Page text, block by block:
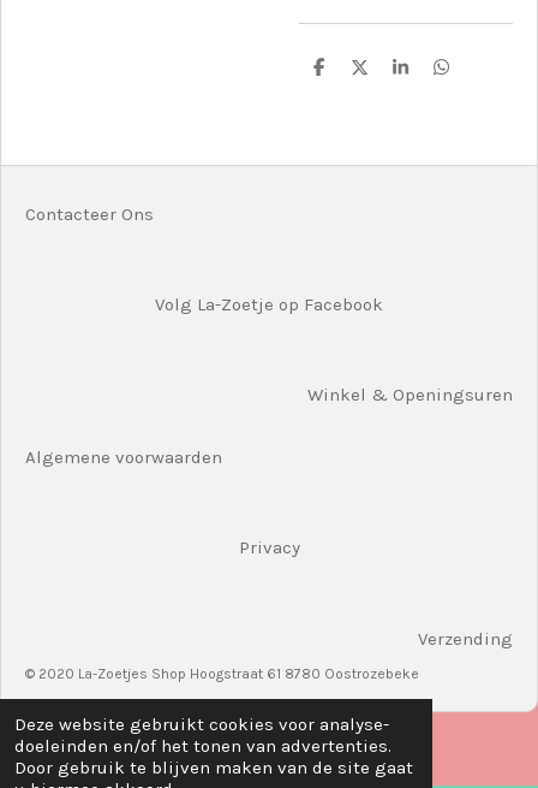
Deze website gebruikt cookies voor analyse-
doeleinden en/of het tonen van advertenties.
Door gebruik te blijven maken van de site gaat
D
D
S
D
Contacteer Ons
Volg La-Zoetje op Facebook
Winkel & Openingsuren
Algemene voorwaarden
Privacy
Verzending
© 2020 La-Zoetjes Shop Hoogstraat 61 8780 Oostrozebeke